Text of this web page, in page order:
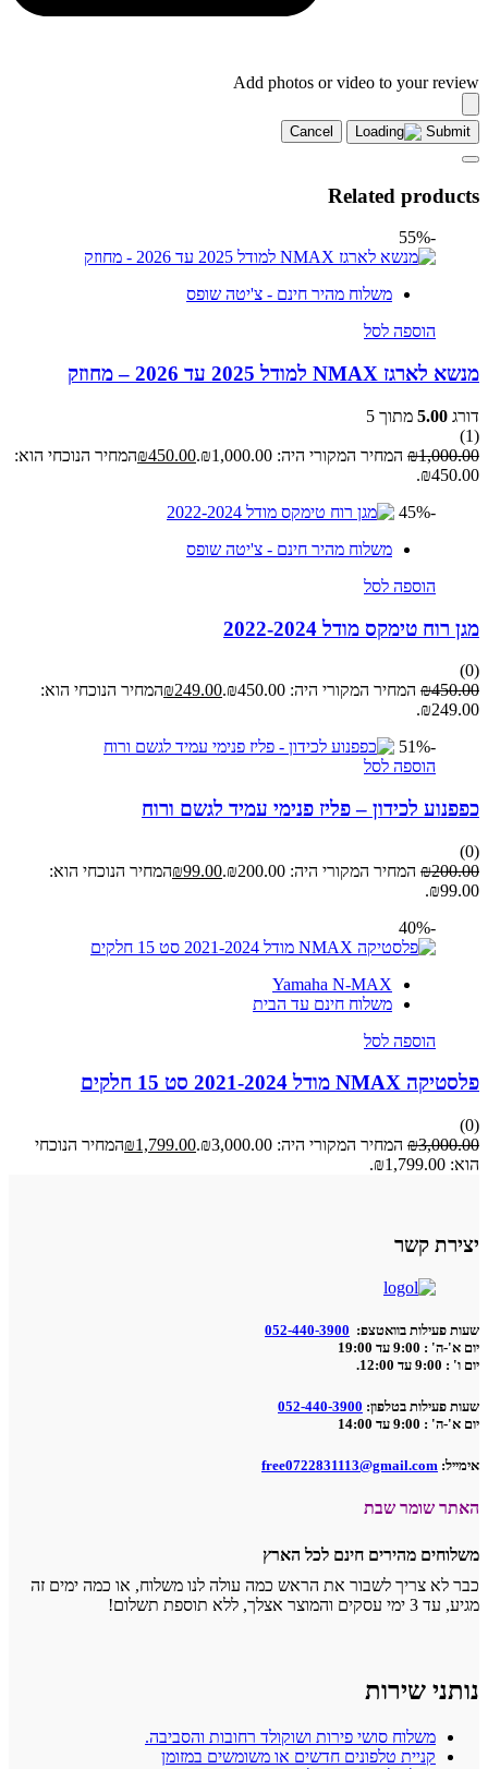
Add photos or video to your review
Submit
Cancel
Related products
-55%
משלוח מהיר חינם - צ'יטה שופס
הוספה לסל
מנשא לארגז NMAX למודל 2025 עד 2026 – מחוזק
דורג 5.00 מתוך 5
(1)
₪1,000.00 המחיר המקורי היה: ₪1,000.00. ₪450.00
המחיר הנוכחי הוא:
₪450.00.
-45%
משלוח מהיר חינם - צ'יטה שופס
הוספה לסל
מגן רוח טימקס מודל 2022-2024
(0)
₪450.00 המחיר המקורי היה: ₪450.00. ₪249.00
המחיר הנוכחי הוא:
₪249.00.
-51%
הוספה לסל
כפפנוע לכידון – פליז פנימי עמיד לגשם ורוח
(0)
₪200.00 המחיר המקורי היה: ₪200.00. ₪99.00
המחיר הנוכחי הוא:
₪99.00.
-40%
Yamaha N-MAX
משלוח חינם עד הבית
הוספה לסל
פלסטיקה NMAX מודל 2021-2024 סט 15 חלקים
(0)
₪3,000.00 המחיר המקורי היה: ₪3,000.00. ₪1,799.00
המחיר הנוכחי
הוא: ₪1,799.00.
יצירת קשר
שעות פעילות בוואטצפ: 052-440-3900
יום א'-ה' : 9:00 עד 19:00
יום ו' : 9:00 עד 12:00.
שעות פעילות בטלפון: 052-440-3900
יום א'-ה' : 9:00 עד 14:00
אימייל: free0722831113@gmail.com
האתר שומר שבת
משלוחים מהירים חינם לכל הארץ
כבר לא צריך לשבור את הראש כמה עולה לנו משלוח, או כמה ימים זה
מגיע, עד 3 ימי עסקים והמוצר אצלך, ללא תוספת תשלום!
נותני שירות
משלוח סושי פירות ושוקולד רחובות והסביבה.
קניית טלפונים חדשים או משומשים במזומן